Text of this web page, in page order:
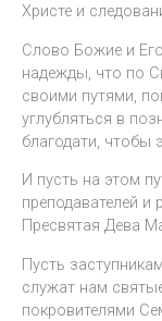
Христе и
Слово Божие и
надежды, что по
своими путями,
углубляться в
благодати, чтобы
И пусть на этом
преподавателей и
Пресвятая Дева
Пусть
служат нам
покровителями